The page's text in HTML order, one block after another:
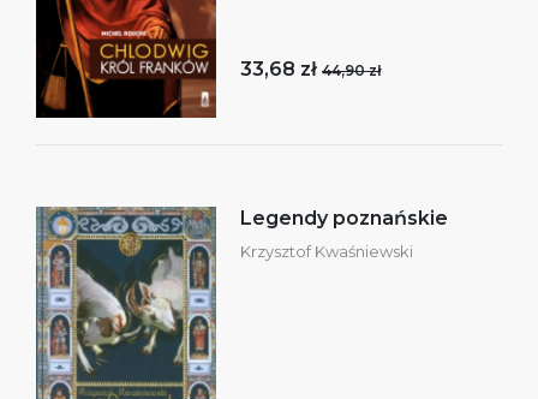
33,68 zł 44,90 zł
Legendy poznańskie
Krzysztof Kwaśniewski